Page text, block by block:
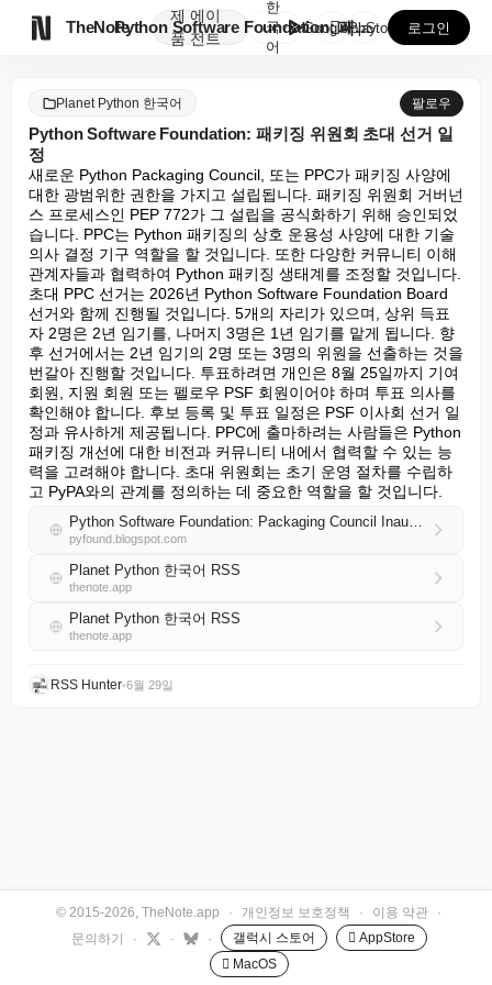
TheNote
제
품
에이
전트
Python Software Foundation: 패키...
한
국
어
GooglePlay
AppStore 로그인
Planet Python 한국어 팔로우
Python Software Foundation: 패키징 위원회 초대 선거 일
정
새로운 Python Packaging Council, 또는 PPC가 패키징 사양에
대한 광범위한 권한을 가지고 설립됩니다. 패키징 위원회 거버넌
스 프로세스인 PEP 772가 그 설립을 공식화하기 위해 승인되었
습니다. PPC는 Python 패키징의 상호 운용성 사양에 대한 기술
의사 결정 기구 역할을 할 것입니다. 또한 다양한 커뮤니티 이해
관계자들과 협력하여 Python 패키징 생태계를 조정할 것입니다.
초대 PPC 선거는 2026년 Python Software Foundation Board
선거와 함께 진행될 것입니다. 5개의 자리가 있으며, 상위 득표
자 2명은 2년 임기를, 나머지 3명은 1년 임기를 맡게 됩니다. 향
후 선거에서는 2년 임기의 2명 또는 3명의 위원을 선출하는 것을
번갈아 진행할 것입니다. 투표하려면 개인은 8월 25일까지 기여
회원, 지원 회원 또는 펠로우 PSF 회원이어야 하며 투표 의사를
확인해야 합니다. 후보 등록 및 투표 일정은 PSF 이사회 선거 일
정과 유사하게 제공됩니다. PPC에 출마하려는 사람들은 Python
패키징 개선에 대한 비전과 커뮤니티 내에서 협력할 수 있는 능
력을 고려해야 합니다. 초대 위원회는 초기 운영 절차를 수립하
고 PyPA와의 관계를 정의하는 데 중요한 역할을 할 것입니다.
Python Software Foundation: Packaging Council Inaugural Election Dates
pyfound.blogspot.com
Planet Python 한국어 RSS
thenote.app
Planet Python 한국어 RSS
thenote.app
RSS Hunter•6월 29일
© 2015-2026, TheNote.app · 개인정보 보호정책 · 이용 약관
·
문의하기
· · · 갤럭시 스토어
 AppStore
 MacOS